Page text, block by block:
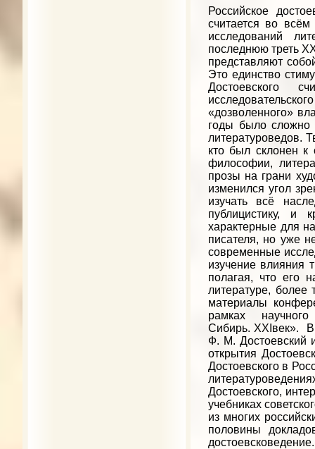
Российское
считается во
исследований
последнюю треть
представляют
Это единство
Достоевского
«дозволенного»
годы было сложно
литературоведов.
кто был склонен к
философии,
прозы на грани
изменился угол
изучать всё
публицистику, и
характерные для
писателя, но уже
современные
изучение влияния
полагая, что его
литературе,
материалы
рамках научного
Сибирь. XXIвек». В
Ф. М. Достоевский
открытия
Достоевского в
Достоевского,
учебниках
из многих
половины
достоевсковедение.